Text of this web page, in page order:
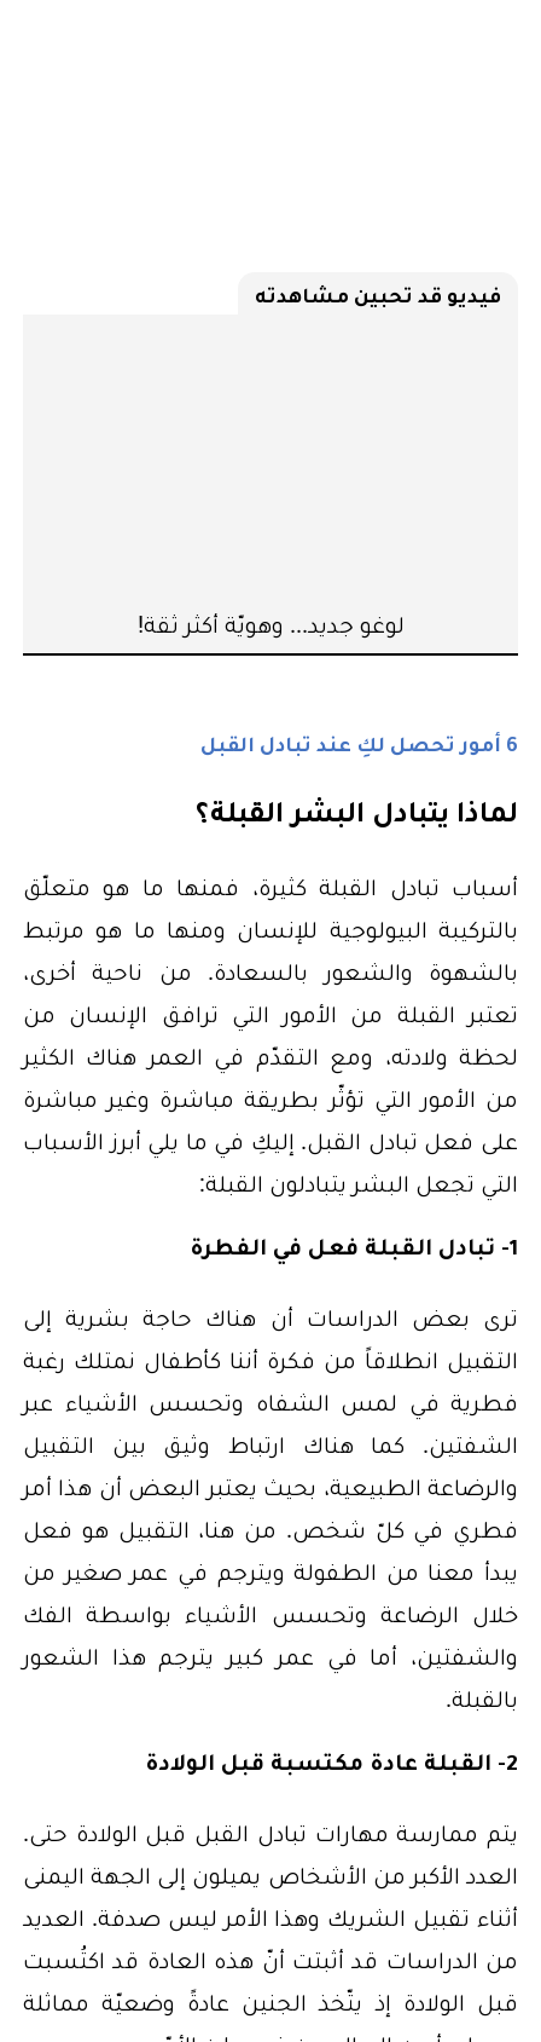
فيديو قد تحبين مشاهدته
لوغو جديد... وهويّة أكثر ثقة!
6 أمور تحصل لكِ عند تبادل القبل
لماذا يتبادل البشر القبلة؟
أسباب تبادل القبلة كثيرة، فمنها ما هو متعلّق
بالتركيبة البيولوجية للإنسان ومنها ما هو مرتبط
بالشهوة والشعور بالسعادة. من ناحية أخرى،
تعتبر القبلة من الأمور التي ترافق الإنسان من
لحظة ولادته، ومع التقدّم في العمر هناك الكثير
من الأمور التي تؤثّر بطريقة مباشرة وغير مباشرة
على فعل تبادل القبل. إليكِ في ما يلي أبرز الأسباب
التي تجعل البشر يتبادلون القبلة:
1- تبادل القبلة فعل في الفطرة
ترى بعض الدراسات أن هناك حاجة بشرية إلى
التقبيل انطلاقاً من فكرة أننا كأطفال نمتلك رغبة
فطرية في لمس الشفاه وتحسس الأشياء عبر
الشفتين. كما هناك ارتباط وثيق بين التقبيل
والرضاعة الطبيعية، بحيث يعتبر البعض أن هذا أمر
فطري في كلّ شخص. من هنا، التقبيل هو فعل
يبدأ معنا من الطفولة ويترجم في عمر صغير من
خلال الرضاعة وتحسس الأشياء بواسطة الفك
والشفتين، أما في عمر كبير يترجم هذا الشعور
بالقبلة.
2- القبلة عادة مكتسبة قبل الولادة
يتم ممارسة مهارات تبادل القبل قبل الولادة حتى.
العدد الأكبر من الأشخاص يميلون إلى الجهة اليمنى
أثناء تقبيل الشريك وهذا الأمر ليس صدفة. العديد
من الدراسات قد أثبتت أنّ هذه العادة قد اكتُسبت
قبل الولادة إذ يتّخذ الجنين عادةً وضعيّة مماثلة